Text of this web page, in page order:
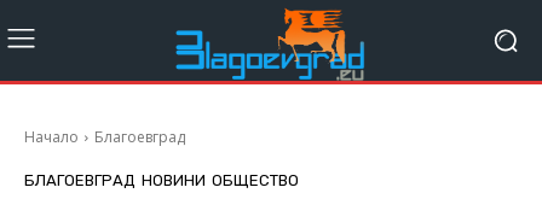
Начало Благоевград
БЛАГОЕВГРАД НОВИНИ ОБЩЕСТВО